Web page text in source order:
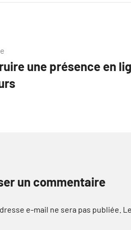
une présence en
un commentaire
e-mail ne sera pas publiée.